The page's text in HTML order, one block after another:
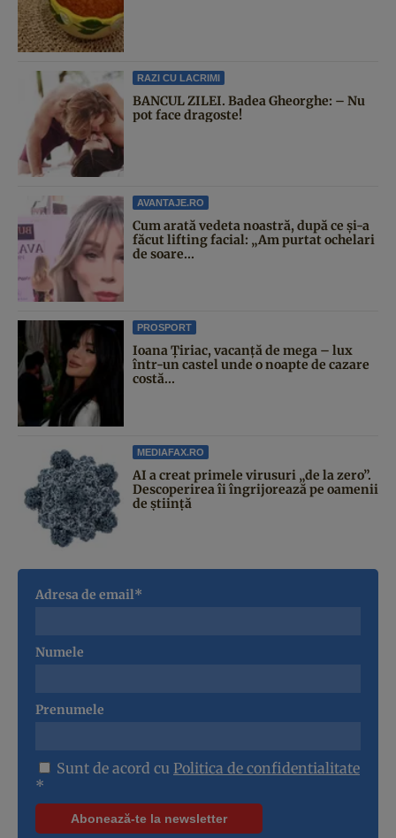
RAZI CU LACRIMI
BANCUL ZILEI. Badea Gheorghe: – Nu
pot face dragoste!
AVANTAJE.RO
Cum arată vedeta noastră, după ce și-a
făcut lifting facial: „Am purtat ochelari
de soare...
PROSPORT
Ioana Țiriac, vacanță de mega – lux
într-un castel unde o noapte de cazare
costă...
MEDIAFAX.RO
AI a creat primele virusuri „de la zero”.
Descoperirea îi îngrijorează pe oamenii
de știință
Adresa de email*
Numele
Prenumele
Sunt de acord cu Politica de confidentialitate
*